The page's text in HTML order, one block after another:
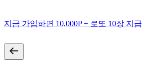
지금 가입하면 10,000P + 로또 10장 지급